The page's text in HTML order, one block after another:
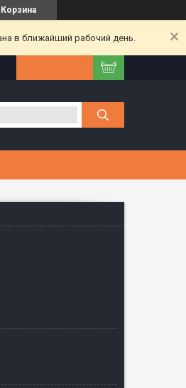
Корзина
в ближайший рабочий день.